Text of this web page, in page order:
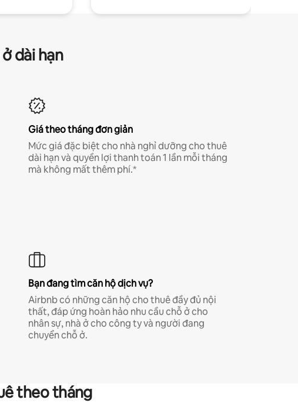
dài hạn
Giá theo tháng đơn giản
Mức giá đặc biệt cho nhà nghỉ dưỡng cho thuê
dài hạn và quyền lợi thanh toán 1 lần mỗi tháng
mà không mất thêm phí.*
Bạn đang tìm căn hộ dịch vụ?
Airbnb có những căn hộ cho thuê đầy đủ nội
thất, đáp ứng hoàn hảo nhu cầu chỗ ở cho
nhân sự, nhà ở cho công ty và người đang
chuyển chỗ ở.
theo tháng